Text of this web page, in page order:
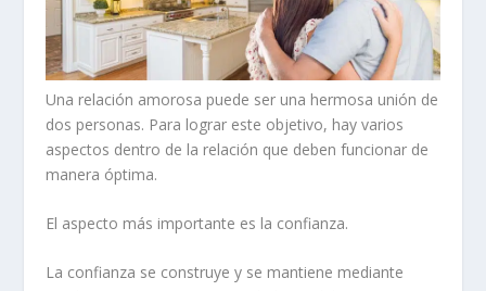
Una relación amorosa puede ser una hermosa unión de
dos personas. Para lograr este objetivo, hay varios
aspectos dentro de la relación que deben funcionar de
manera óptima.
El aspecto más importante es la confianza.
La confianza se construye y se mantiene mediante